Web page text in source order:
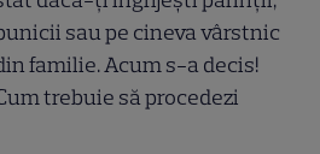
sau pe cineva vârstnic
familie. Acum s-a decis!
trebuie să procedezi